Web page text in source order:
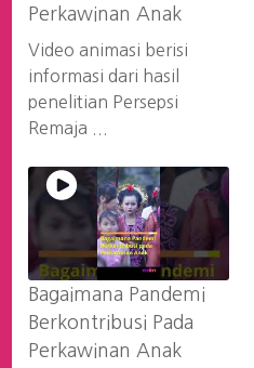
Perkawinan Anak
Video animasi berisi
informasi dari hasil
penelitian Persepsi
Remaja ...
Bagaimana Pandemi
Berkontribusi Pada
Perkawinan Anak